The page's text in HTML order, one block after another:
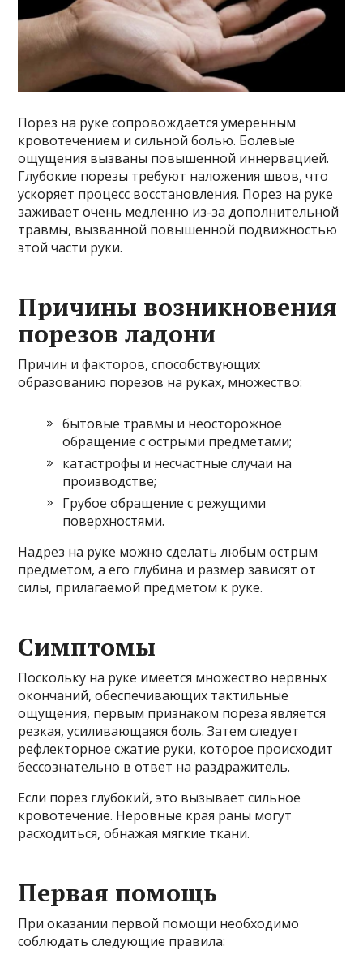
Порез на руке сопровождается умеренным
кровотечением и сильной болью. Болевые
ощущения вызваны повышенной иннервацией.
Глубокие порезы требуют наложения швов, что
ускоряет процесс восстановления. Порез на руке
заживает очень медленно из-за дополнительной
травмы, вызванной повышенной подвижностью
этой части руки.
Причины возникновения
порезов ладони
Причин и факторов, способствующих
образованию порезов на руках, множество:
бытовые травмы и неосторожное
обращение с острыми предметами;
катастрофы и несчастные случаи на
производстве;
Грубое обращение с режущими
поверхностями.
Надрез на руке можно сделать любым острым
предметом, а его глубина и размер зависят от
силы, прилагаемой предметом к руке.
Симптомы
Поскольку на руке имеется множество нервных
окончаний, обеспечивающих тактильные
ощущения, первым признаком пореза является
резкая, усиливающаяся боль. Затем следует
рефлекторное сжатие руки, которое происходит
бессознательно в ответ на раздражитель.
Если порез глубокий, это вызывает сильное
кровотечение. Неровные края раны могут
расходиться, обнажая мягкие ткани.
Первая помощь
При оказании первой помощи необходимо
соблюдать следующие правила: